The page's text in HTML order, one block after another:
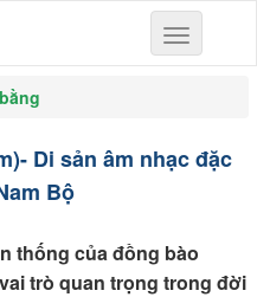
Toggle
navigation
Di sản âm nhạc đặc
Bộ
thống của đồng bào
trò quan trọng trong đời